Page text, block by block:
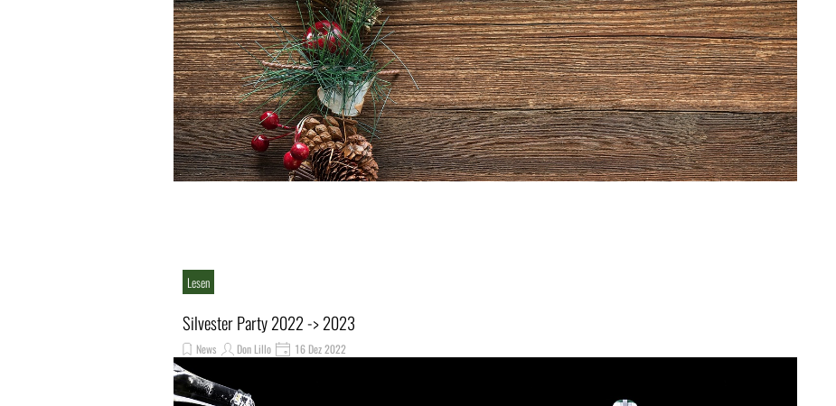
Lesen
Silvester Party 2022 -> 2023
News Don Lillo 16 Dez 2022